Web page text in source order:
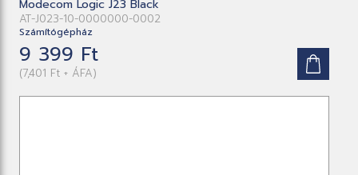
Modecom Logic J23 Black
AT-J023-10-0000000-0002
Számítógépház
9 399 Ft
(7,401 Ft + ÁFA)